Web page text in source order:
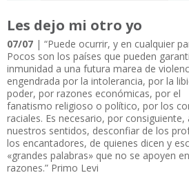
Les dejo mi otro yo
07/07 | “Puede ocurrir, y en cualquier
Pocos son los países que pueden
inmunidad a una futura marea de
engendrada por la intolerancia, por la
poder, por razones económicas, por el
fanatismo religioso o político, por los
raciales. Es necesario, por consiguiente,
nuestros sentidos, desconfiar de los
los encantadores, de quienes dicen y
«grandes palabras» que no se apoyen
razones.” Primo Levi